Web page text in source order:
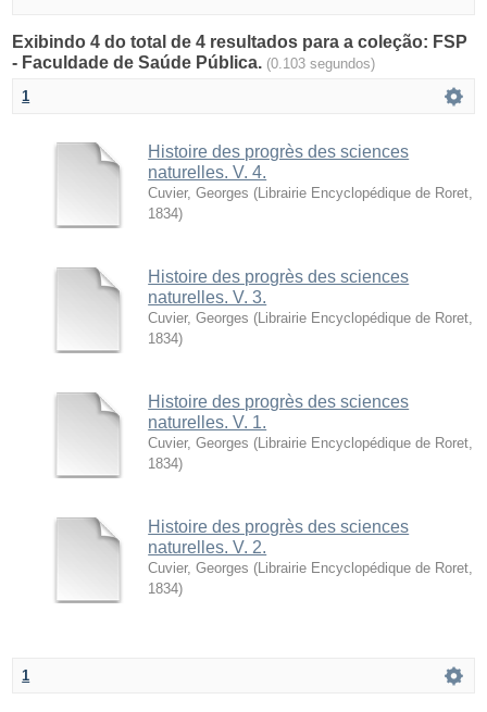
Exibindo 4 do total de 4 resultados para a coleção: FSP
- Faculdade de Saúde Pública. (0.103 segundos)
1
Histoire des progrès des sciences
naturelles. V. 4.
Cuvier, Georges ( Librairie Encyclopédique de Roret
1834)
Histoire des progrès des sciences
naturelles. V. 3.
Cuvier, Georges ( Librairie Encyclopédique de Roret
1834)
Histoire des progrès des sciences
naturelles. V. 1.
Cuvier, Georges ( Librairie Encyclopédique de Roret
1834)
Histoire des progrès des sciences
naturelles. V. 2.
Cuvier, Georges ( Librairie Encyclopédique de Roret
1834)
1